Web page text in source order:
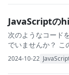
JavaScriptの
次のようなコード
でいませんか？ こ
と効かない時の対
2024-10-22